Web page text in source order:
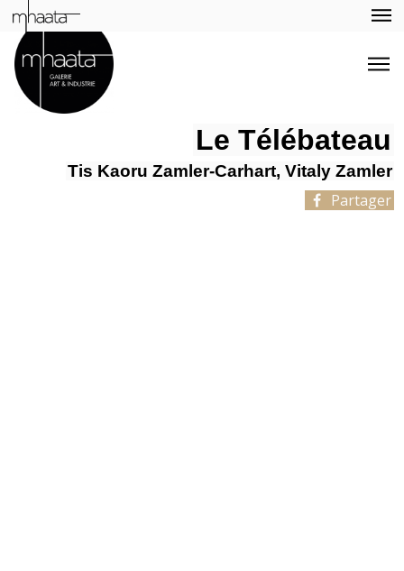
Le Télébateau
Tis Kaoru Zamler-Carhart, Vitaly Zamler
Partager